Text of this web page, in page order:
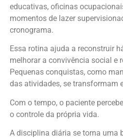
educativas, oficinas
momentos de lazer
cronograma.
Essa rotina ajuda a reconstruir
melhorar a convivência social e
Pequenas conquistas, como
das atividades, se transformam
Com o tempo, o paciente
o controle da própria vida.
A disciplina diária se torna uma